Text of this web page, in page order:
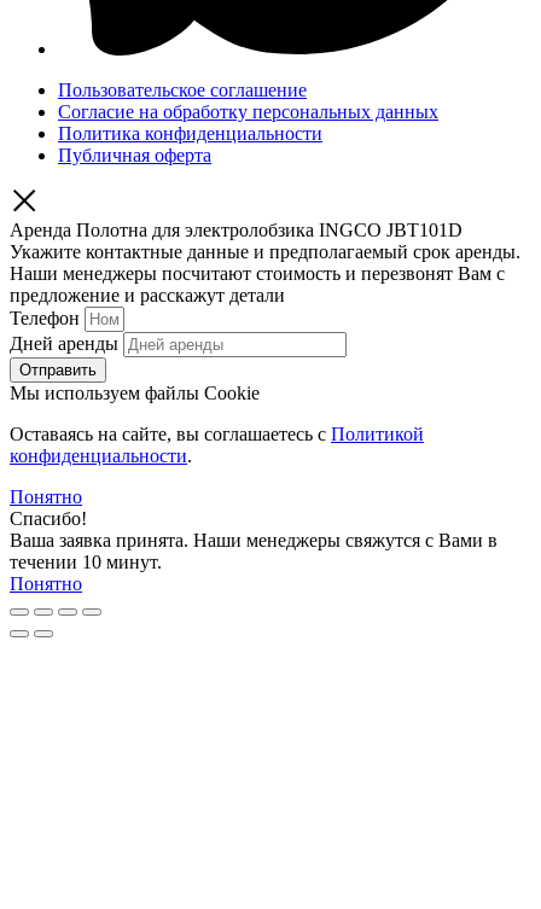
Пользовательское соглашение
Согласие на обработку персональных данных
Политика конфиденциальности
Публичная оферта
Аренда Полотна для электролобзика INGCO JBT101D
Укажите контактные данные и предполагаемый срок аренды.
Наши менеджеры посчитают стоимость и перезвонят Вам с
предложение и расскажут детали
Телефон
Дней аренды
Отправить
Мы используем файлы Cookie
Оставаясь на сайте, вы соглашаетесь c Политикой
конфиденциальности.
Понятно
Спасибо!
Ваша заявка принята. Наши менеджеры свяжутся с Вами в
течении 10 минут.
Понятно